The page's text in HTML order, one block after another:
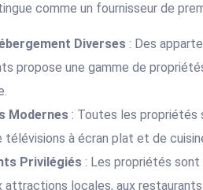
comme un fournisseur de
Diverses : Des
propose une gamme de
Modernes : Toutes les propriétés
télévisions à écran plat et de
Privilégiés : Les propriétés
attractions locales, aux